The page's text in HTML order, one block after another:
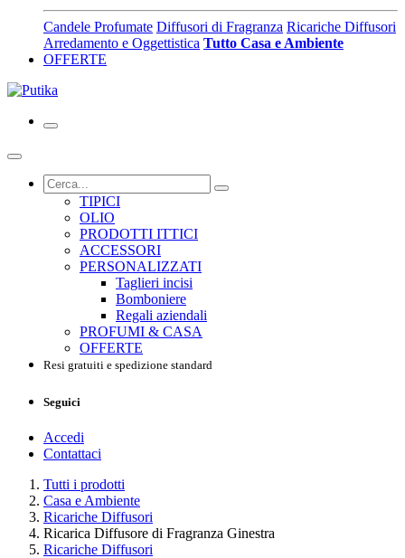
Candele Profumate Diffusori di Fragranza Ricariche Diffusori
Arredamento e Oggettistica Tutto Casa e Ambiente
OFFERTE
TIPICI
OLIO
PRODOTTI ITTICI
ACCESSORI
PERSONALIZZATI
Taglieri incisi
Bomboniere
Regali aziendali
PROFUMI & CASA
OFFERTE
Resi gratuiti e spedizione standard
Seguici
Accedi
Contattaci
Tutti i prodotti
Casa e Ambiente
Ricariche Diffusori
Ricarica Diffusore di Fragranza Ginestra
Ricariche Diffusori